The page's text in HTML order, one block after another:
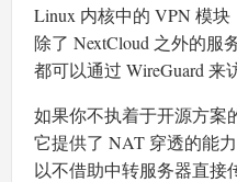
Linux 内核中的 VPN 模块
除了 NextCloud 之外的服
都可以通过 WireGuard 来
如果你不执着于开源方案
它提供了 NAT 穿透的能
以不借助中转服务器直接